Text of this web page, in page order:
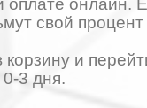
оплате онлайн.
свой процент
корзину и
3 дня.